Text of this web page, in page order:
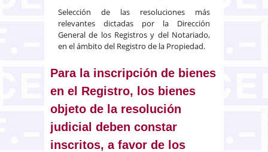
Selección de las resoluciones más
relevantes dictadas por la Dirección
General de los Registros y del Notariado,
en el ámbito del Registro de la Propiedad.
Para la inscripción de bienes
en el Registro, los bienes
objeto de la resolución
judicial deben constar
inscritos, a favor de los